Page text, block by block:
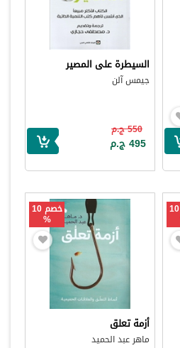
السيطرة على المصير
جيمس آلن
550 ج.م
495 ج.م
خصم 10 خصم 10
%
أزمة تعلق
ماهر عبد الحميد